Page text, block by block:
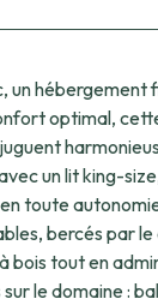
un
optimal,
Idéale
un lit king-
toute
bercés par le
bois tout en